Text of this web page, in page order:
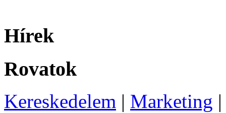
Hírek
Rovatok
Kereskedelem | Marketing